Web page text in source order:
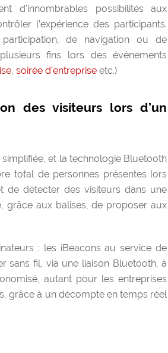
d’innombrables possibilités aux
l’expérience des participants.
participation, de navigation ou de
fins lors des événements
, soirée d’entreprise etc.)
des visiteurs lors d’un
et la technologie Bluetooth
total de personnes présentes lors
de détecter des visiteurs dans une
grâce aux balises, de proposer aux
: les iBeacons au service de
sans fil, via une liaison Bluetooth, à
autant pour les entreprises
grâce à un décompte en temps réel